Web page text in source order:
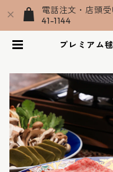
電話注文・店頭
41-1144
プレミアム
イー